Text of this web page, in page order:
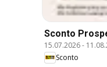
Sconto
15.07.2026-
Sconto